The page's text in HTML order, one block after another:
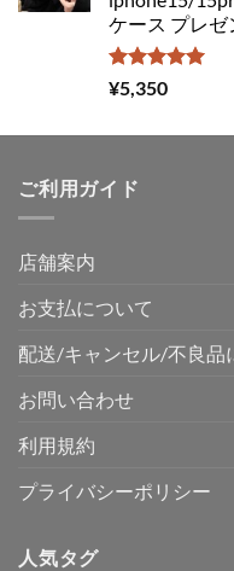
ケース プレゼ
5段階中
5.00
¥5,350
ご利用ガイド
店舗案内
お支払について
配送/キャンセル/不良品
お問い合わせ
利用規約
プライバシーポリシー
人気タグ